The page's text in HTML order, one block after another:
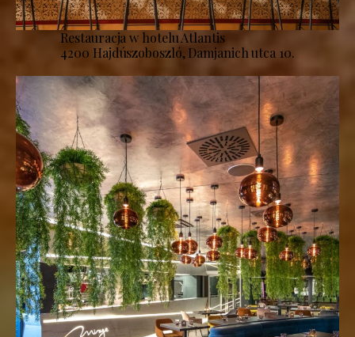
Restauracja w hotelu Atlantis
4200 Hajdúszoboszló, Damjanich utca 10.